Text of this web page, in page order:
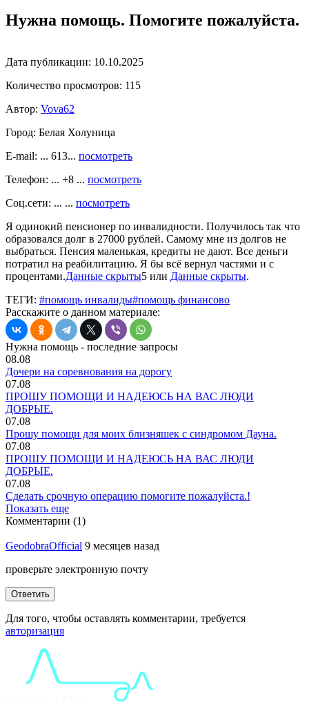
Нужна помощь. Помогите пожалуйста.
Дата публикации: 10.10.2025
Количество просмотров: 115
Автор: Vova62
Город: Белая Холуница
E-mail: ... 613... посмотреть
Телефон: ... +8 ... посмотреть
Соц.сети: ... ... посмотреть
Я одинокий пенсионер по инвалидности. Получилось так что
образовался долг в 27000 рублей. Самому мне из долгов не
выбраться. Пенсия маленькая, кредиты не дают. Все деньги
потратил на реабилитацию. Я бы всё вернул частями и с
процентами.Данные скрыты5 или Данные скрыты.
ТЕГИ: #помощь инвалиды#помощь финансово
Расскажите о данном материале:
Нужна помощь - последние запросы
08.08
Дочери на соревнования на дорогу
07.08
ПРОШУ ПОМОЩИ И НАДЕЮСЬ НА ВАС ЛЮДИ
ДОБРЫЕ.
07.08
Прошу помощи для моих близняшек с синдромом Дауна.
07.08
ПРОШУ ПОМОЩИ И НАДЕЮСЬ НА ВАС ЛЮДИ
ДОБРЫЕ.
07.08
Сделать срочную операцию помогите пожалуйста.!
Показать еще
Комментарии (1)
GeodobraOfficial 9 месяцев назад
проверьте электронную почту
Ответить
Для того, чтобы оставлять комментарии, требуется
авторизация